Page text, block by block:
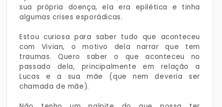
sua própria doença, ela era epilética e tinha
algumas crises esporádicas.
Estou curiosa para saber tudo que aconteceu
com Vivian, o motivo dela narrar que tem
traumas. Quero saber o que aconteceu no
passado dela, principalmente em relação a
Lucas e a sua mãe (que nem deveria ser
chamada de mãe).